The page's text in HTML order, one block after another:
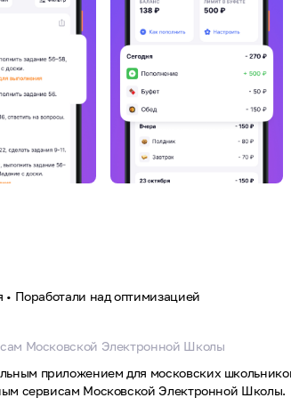
Поработали над оптимизацией
Московской Электронной Школы
приложением для московских
сервисам Московской Электронной Школы.